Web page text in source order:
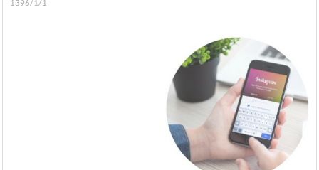
1396/1/1